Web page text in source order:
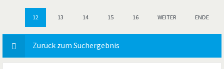
12 13 14 15 16 WEITER ENDE
Zurück zum Suchergebnis